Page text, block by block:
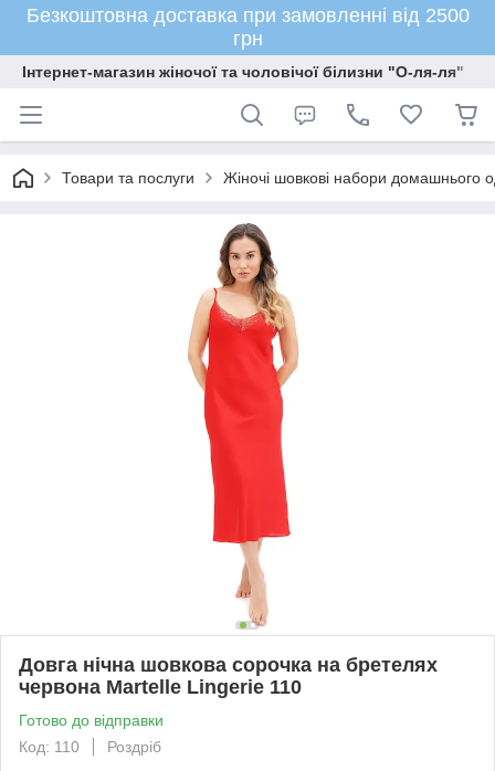
Безкоштовна доставка при замовленні від 2500
грн
Інтернет-магазин жіночої та чоловічої білизни "О-ля-ля"
Товари та послуги Жіночі шовкові набори домашнього
Довга нічна шовкова сорочка на бретелях
червона Martelle Lingerie 110
Готово до відправки
Код: 110
Роздріб